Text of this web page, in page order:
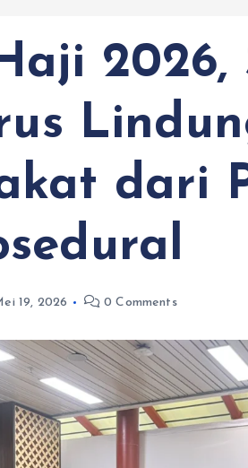
2026,
dari
19, 2026 0 Comments